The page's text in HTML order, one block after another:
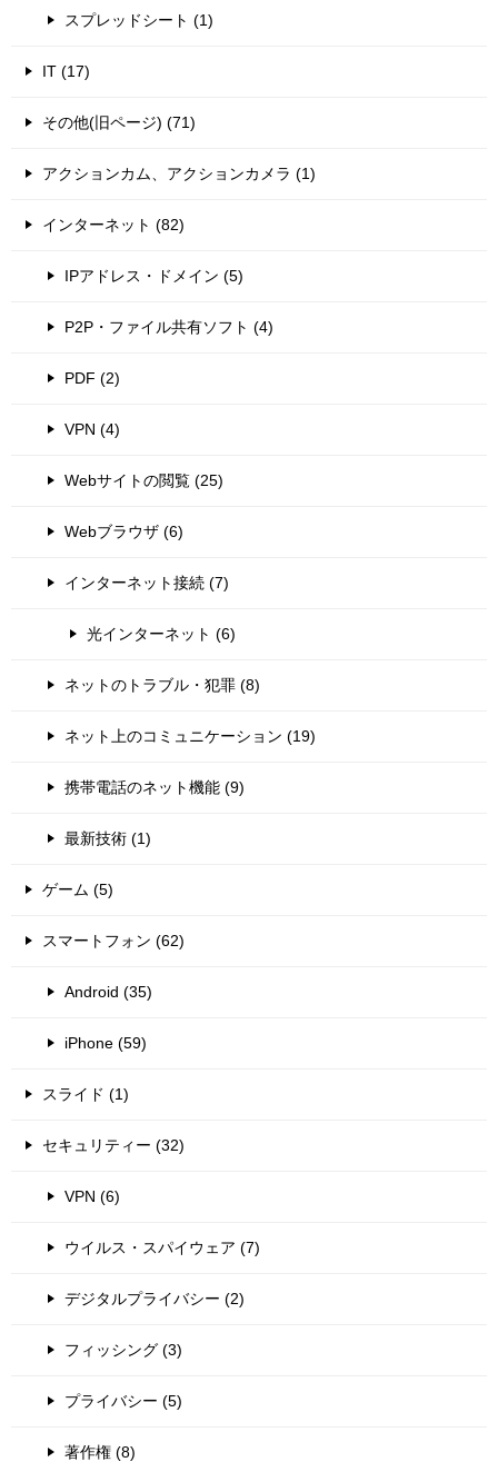
スプレッドシート (1)
IT (17)
その他(旧ページ) (71)
アクションカム、アクションカメラ (1)
インターネット (82)
IPアドレス・ドメイン (5)
P2P・ファイル共有ソフト (4)
PDF (2)
VPN (4)
Webサイトの閲覧 (25)
Webブラウザ (6)
インターネット接続 (7)
光インターネット (6)
ネットのトラブル・犯罪 (8)
ネット上のコミュニケーション (19)
携帯電話のネット機能 (9)
最新技術 (1)
ゲーム (5)
スマートフォン (62)
Android (35)
iPhone (59)
スライド (1)
セキュリティー (32)
VPN (6)
ウイルス・スパイウェア (7)
デジタルプライバシー (2)
フィッシング (3)
プライバシー (5)
著作権 (8)